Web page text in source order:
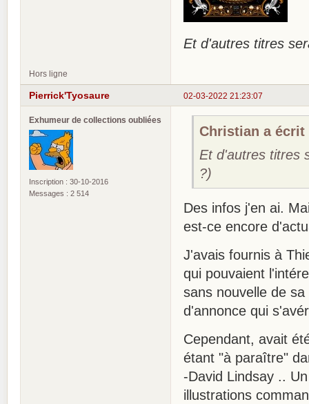
Et d'autres titres
Hors ligne
02-03-2022 21:23:07
Pierrick'Tyosaure
Exhumeur de collections oubliées
Inscription : 30-10-2016
Messages : 2 514
Christian a écrit
Et d'autres titres
?)
Des infos j'en ai.
est-ce encore
J'avais fournis à
qui pouvaient
sans nouvelle de
d'annonce qui
Cependant, avait
étant "à paraître"
-David Lindsay ..
illustrations